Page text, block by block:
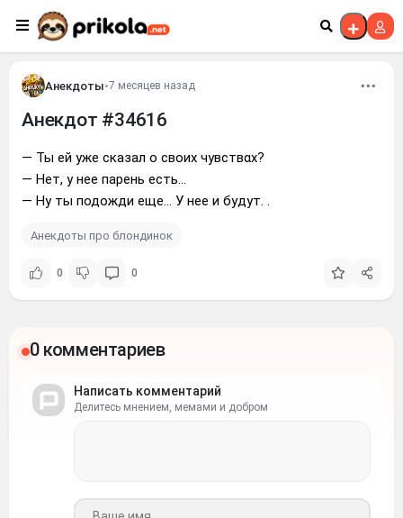
Перейти к контенту
Анекдоты•7 месяцев назад
Анекдот #34616
— Ты ей уже сказал о своих чувствαх?
— Нет, у нее парень есть...
— Ну ты подожди еще... У нее и будут. .
Анекдоты про блондинок
0 0
0 комментариев
Написать комментарий
Делитесь мнением, мемами и добром
Ваше имя